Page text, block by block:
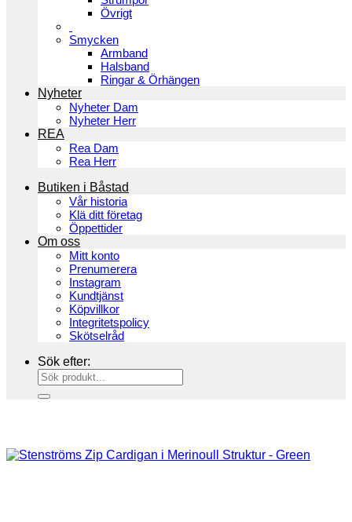
Övrigt
Smycken
Armband
Halsband
Ringar & Örhängen
Nyheter
Nyheter Dam
Nyheter Herr
REA
Rea Dam
Rea Herr
Butiken i Båstad
Vår historia
Klä ditt företag
Öppettider
Om oss
Mitt konto
Prenumerera
Instagram
Kundtjänst
Köpvillkor
Integritetspolicy
Skötselråd
Sök efter: